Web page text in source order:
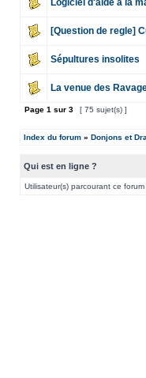
Logiciel d'aide à la
[Question de regle]
Sépultures insolites
La venue des
Page 1 sur 3 [ 75 sujet(s) ]
Index du forum » Donjons et
Qui est en ligne ?
Utilisateur(s) parcourant ce forum